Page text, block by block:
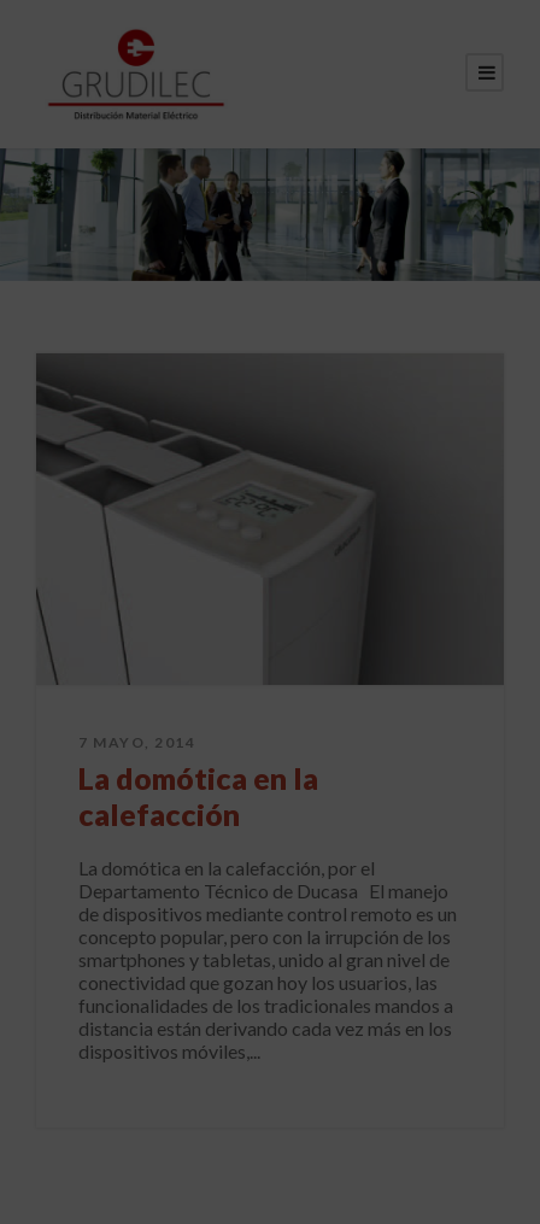
7 MAYO, 2014
La domótica en la
calefacción
La domótica en la calefacción, por el
Departamento Técnico de Ducasa El manejo
de dispositivos mediante control remoto es un
concepto popular, pero con la irrupción de los
smartphones y tabletas, unido al gran nivel de
conectividad que gozan hoy los usuarios, las
funcionalidades de los tradicionales mandos a
distancia están derivando cada vez más en los
dispositivos móviles,...